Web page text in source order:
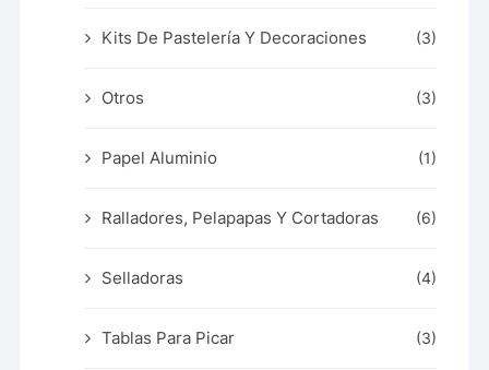
Kits De Pastelería Y Decoraciones (3)
Otros (3)
Papel Aluminio (1)
Ralladores, Pelapapas Y Cortadoras (6)
Selladoras (4)
Tablas Para Picar (3)